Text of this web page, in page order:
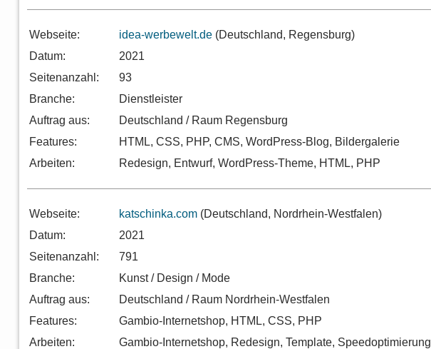
Webseite: idea-werbewelt.de (Deutschland, Regensburg)
Datum:
2021
Seitenanzahl:
93
Branche:
Dienstleister
Auftrag aus:
Deutschland / Raum Regensburg
Features:
HTML, CSS, PHP, CMS, WordPress-Blog, Bildergalerie
Arbeiten:
Redesign, Entwurf, WordPress-Theme, HTML, PHP
Webseite: katschinka.com (Deutschland, Nordrhein-Westfalen)
Datum:
2021
Seitenanzahl:
791
Branche:
Kunst / Design / Mode
Auftrag aus:
Deutschland / Raum Nordrhein-Westfalen
Features:
Gambio-Internetshop, HTML, CSS, PHP
Arbeiten:
Gambio-Internetshop, Redesign, Template, Speedoptimierung